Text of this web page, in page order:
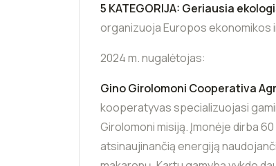
5 KATEGORIJA: Geriausia
organizuoja Europos ekonomikos
2024 m. nugalėtojas:
Gino Girolomoni Cooperativa
kooperatyvas specializuojasi
Girolomoni misiją. Įmonėje dirba
atsinaujinančią energiją